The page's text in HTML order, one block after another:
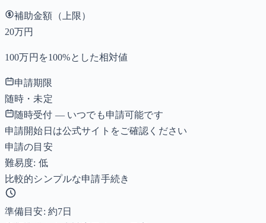
補助金額（上限）
20万円
100万円を100%とした相対値
申請期限
随時・未定
随時受付 — いつでも申請可能です
申請開始日は公式サイトをご確認ください
申請の目安
難易度: 低
比較的シンプルな申請手続き
準備目安: 約7日